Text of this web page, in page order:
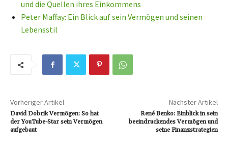
und die Quellen ihres Einkommens
Peter Maffay: Ein Blick auf sein Vermögen und seinen
Lebensstil
Vorheriger Artikel
David Dobrik Vermögen: So hat
der YouTube-Star sein Vermögen
aufgebaut
Nächster Artikel
René Benko: Einblick in sein
beeindruckendes Vermögen und
seine Finanzstrategien